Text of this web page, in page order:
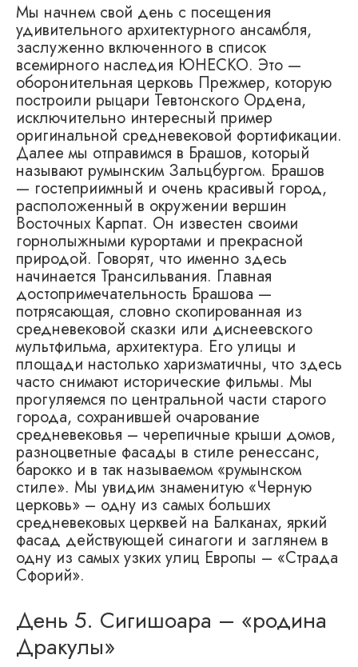
Мы начнем свой день с посещения
удивительного архитектурного ансамбля,
заслуженно включенного в список
всемирного наследия ЮНЕСКО. Это —
оборонительная церковь Прежмер, которую
построили рыцари Тевтонского Ордена,
исключительно интересный пример
оригинальной средневековой фортификации.
Далее мы отправимся в Брашов, который
называют румынским Зальцбургом. Брашов
— гостеприимный и очень красивый город,
расположенный в окружении вершин
Восточных Карпат. Он известен своими
горнолыжными курортами и прекрасной
природой. Говорят, что именно здесь
начинается Трансильвания. Главная
достопримечательность Брашова —
потрясающая, словно скопированная из
средневековой сказки или диснеевского
мультфильма, архитектура. Его улицы и
площади настолько харизматичны, что здесь
часто снимают исторические фильмы. Мы
прогуляемся по центральной части старого
города, сохранившей очарование
средневековья – черепичные крыши домов,
разноцветные фасады в стиле ренессанс,
барокко и в так называемом «румынском
стиле». Мы увидим знаменитую «Черную
церковь» – одну из самых больших
средневековых церквей на Балканах, яркий
фасад действующей синагоги и заглянем в
одну из самых узких улиц Европы – «Страда
Сфорий».
День 5. Сигишоара – «родина
Дракулы»